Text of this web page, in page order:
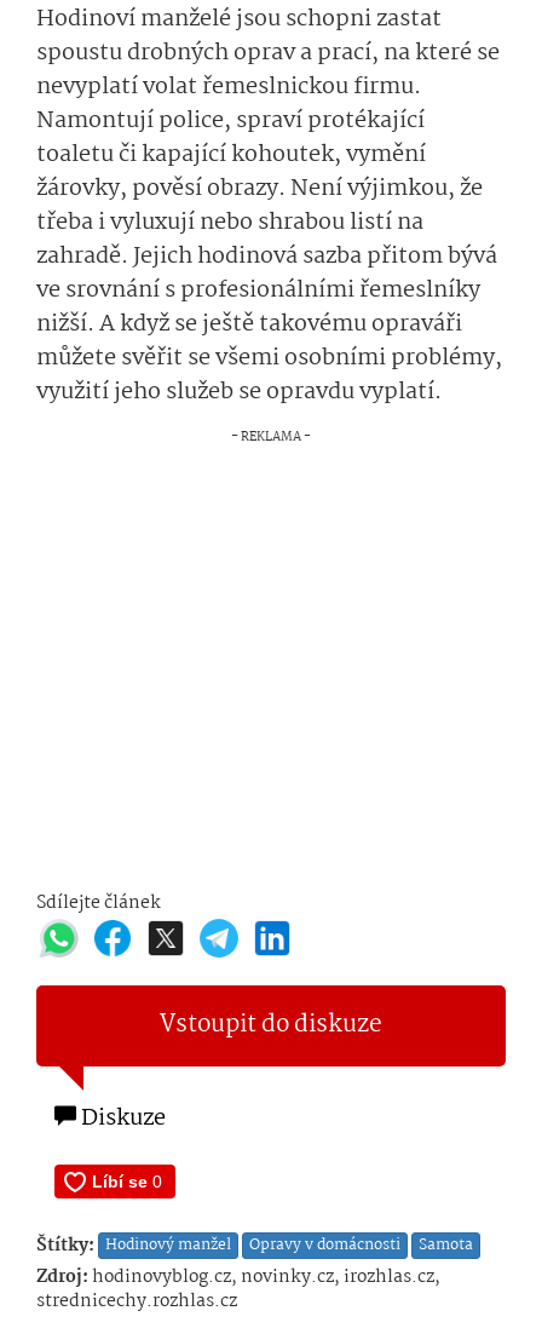
Hodinoví manželé jsou schopni zastat
spoustu drobných oprav a prací, na které se
nevyplatí volat řemeslnickou firmu.
Namontují police, spraví protékající
toaletu či kapající kohoutek, vymění
žárovky, pověsí obrazy. Není výjimkou, že
třeba i vyluxují nebo shrabou listí na
zahradě. Jejich hodinová sazba přitom bývá
ve srovnání s profesionálními řemeslníky
nižší. A když se ještě takovému opraváři
můžete svěřit se všemi osobními problémy,
využití jeho služeb se opravdu vyplatí.
Sdílejte článek
Vstoupit do diskuze
Diskuze
Štítky: Hodinový manžel Opravy v domácnosti Samota
Zdroj:hodinovyblog.cz, novinky.cz, irozhlas.cz,
strednicechy.rozhlas.cz